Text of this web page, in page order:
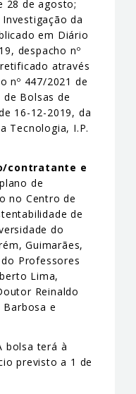
28 de agosto;
da
em Diário
despacho nº
através
nº 447/2021 de
de Bolsas de
16-12-2019, da
Tecnologia, I.P.
contratante e
de
no Centro de
de
do
Guimarães,
Professores
Lima,
Reinaldo
Barbosa e
bolsa terá à
previsto a 1 de